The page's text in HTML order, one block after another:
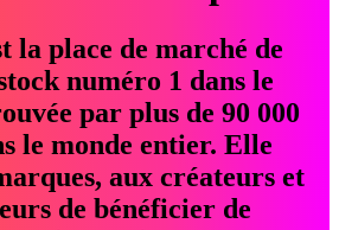
la place de marché de
numéro 1 dans le
par plus de 90 000
le monde entier. Elle
aux créateurs et
de bénéficier de